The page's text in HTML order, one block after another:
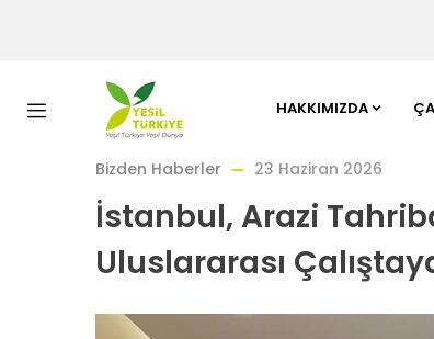
HAKKIMIZDA
Bizden Haberler 23 Haziran 2026
İstanbul, Arazi
Uluslararası